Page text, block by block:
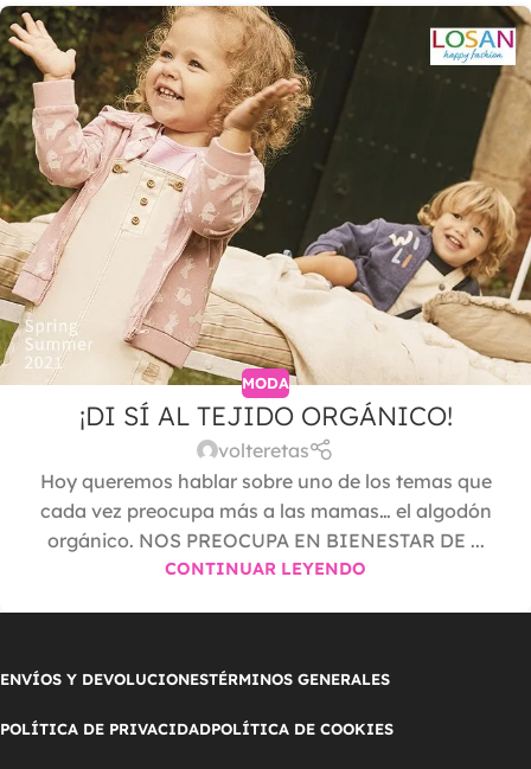
MODA
¡DI SÍ AL TEJIDO ORGÁNICO!
volteretas
Hoy queremos hablar sobre uno de los temas que
cada vez preocupa más a las mamas… el algodón
orgánico. NOS PREOCUPA EN BIENESTAR DE ...
CONTINUAR LEYENDO
ENVÍOS Y DEVOLUCIONESTÉRMINOS GENERALES
POLÍTICA DE PRIVACIDADPOLÍTICA DE COOKIES